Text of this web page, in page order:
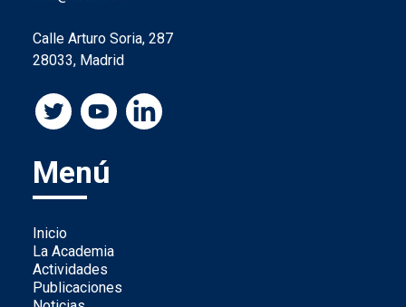
Calle Arturo Soria, 287
28033, Madrid
Menú
Inicio
La Academia
Actividades
Publicaciones